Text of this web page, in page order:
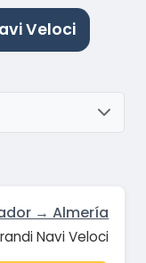
Veloci
→ Almería
Navi Veloci